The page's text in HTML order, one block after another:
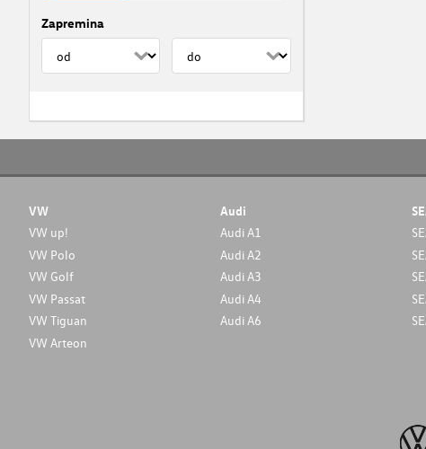
Zapremina
VW
VW up!
VW Polo
VW Golf
VW Passat
VW Tiguan
VW Arteon
Audi
Audi A1
Audi A2
Audi A3
Audi A4
Audi A6